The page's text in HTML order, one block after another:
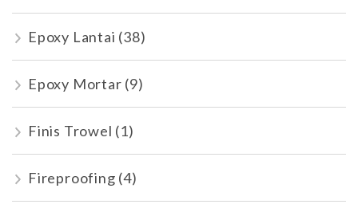
Epoxy Lantai (38)
Epoxy Mortar (9)
Finis Trowel (1)
Fireproofing (4)